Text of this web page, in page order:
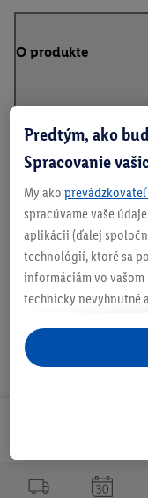
O produkte
Informácie o
batériách
Na stiahnutie
Predtým, ako
Spracovanie
My ako
spracúvame vaše
aplikácii (ďalej
technológií, ktoré sa
informáciám vo
technicky nevyhnutné
personalizovanú
ste účastníkom
aj údaje z vášho
následne si vytvoríte
ktorú tam uvediete,